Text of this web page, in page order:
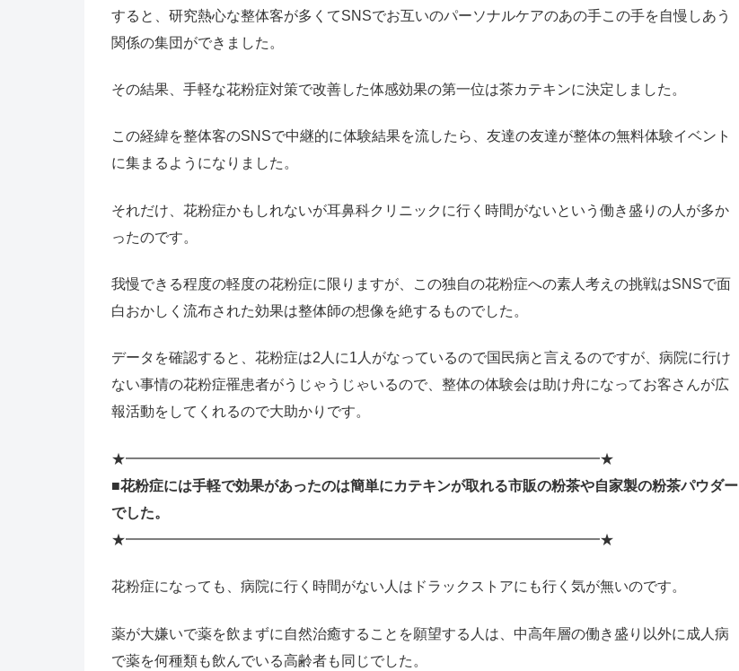
すると、研究熱心な整体客が多くてSNSでお互いのパーソナルケアのあの手この手を自慢しあう
関係の集団ができました。
その結果、手軽な花粉症対策で改善した体感効果の第一位は茶カテキンに決定しました。
この経緯を整体客のSNSで中継的に体験結果を流したら、友達の友達が整体の無料体験イベント
に集まるようになりました。
それだけ、花粉症かもしれないが耳鼻科クリニックに行く時間がないという働き盛りの人が多か
ったのです。
我慢できる程度の軽度の花粉症に限りますが、この独自の花粉症への素人考えの挑戦はSNSで面
白おかしく流布された効果は整体師の想像を絶するものでした。
データを確認すると、花粉症は2人に1人がなっているので国民病と言えるのですが、病院に行け
ない事情の花粉症罹患者がうじゃうじゃいるので、整体の体験会は助け舟になってお客さんが広
報活動をしてくれるので大助かりです。
★━━━━━━━━━━━━━━━━━━━━━━━━━━━━━━━━━★
■花粉症には手軽で効果があったのは簡単にカテキンが取れる市販の粉茶や自家製の粉茶パウダー
でした。
★━━━━━━━━━━━━━━━━━━━━━━━━━━━━━━━━━★
花粉症になっても、病院に行く時間がない人はドラックストアにも行く気が無いのです。
薬が大嫌いで薬を飲まずに自然治癒することを願望する人は、中高年層の働き盛り以外に成人病
で薬を何種類も飲んでいる高齢者も同じでした。